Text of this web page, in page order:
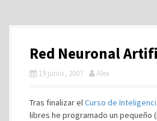
Red Neuronal
19 junio, 2007 Alex
Tras finalizar elCurso de
libres he programado un pequeño